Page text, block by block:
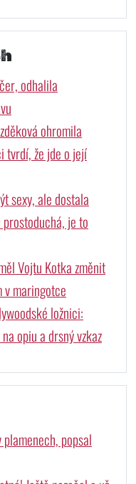
odhalila
ohromila
tvrdí, že jde o její
sexy, ale dostala
je to
Vojtu Kotka změnit
maringotce
ložnici:
opiu a drsný vzkaz
popsal